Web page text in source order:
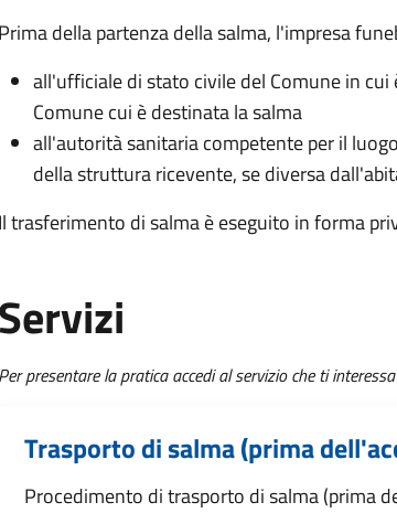
Prima della partenza della salma, l'impresa
all'ufficiale di stato civile del Comune in
Comune cui è destinata la salma
all'autorità sanitaria competente per il
della struttura ricevente, se diversa
Il trasferimento di salma è eseguito in forma
Servizi
Per presentare la pratica accedi al servizio che ti interessa
Trasporto di salma (prima
Procedimento di trasporto di salma (prima